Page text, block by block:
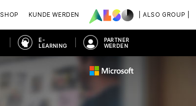
| ALSO GROUP |
SHOP KUNDE WERDEN
E-
LEARNING
PARTNER
WERDEN